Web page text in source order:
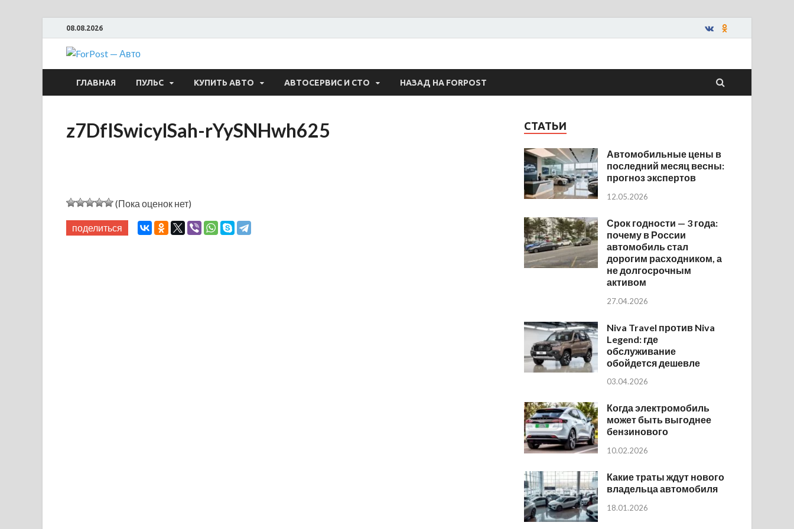
08.08.2026
ForPost — Авто
ГЛАВНАЯ ПУЛЬС КУПИТЬ АВТО АВТОСЕРВИС И СТО НАЗАД НА FORPOST
z7DfISwicylSah-rYySNHwh625
(Пока оценок нет)
поделиться
СТАТЬИ
Автомобильные цены в
последний месяц весны:
прогноз экспертов
12.05.2026
Срок годности — 3 года:
почему в России
автомобиль стал
дорогим расходником, а
не долгосрочным
активом
27.04.2026
Niva Travel против Niva
Legend: где
обслуживание
обойдется дешевле
03.04.2026
Когда электромобиль
может быть выгоднее
бензинового
10.02.2026
Какие траты ждут нового
владельца автомобиля
18.01.2026